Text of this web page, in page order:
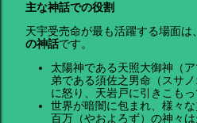
主な神話での役割
天宇受売命が最も活躍する場面は、
の神話です。
太陽神である天照大御神（
弟である須佐之男命（スサ
に怒り、天岩戸に引きこもっ
世界が暗闇に包まれ、様々
百万（やおよろず）の神々